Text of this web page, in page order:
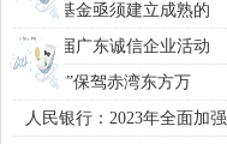
私募基金亟须建立成熟的
第五届广东诚信企业活动
“诚信”保驾赤湾东方万
人民银行：2023年全面加强